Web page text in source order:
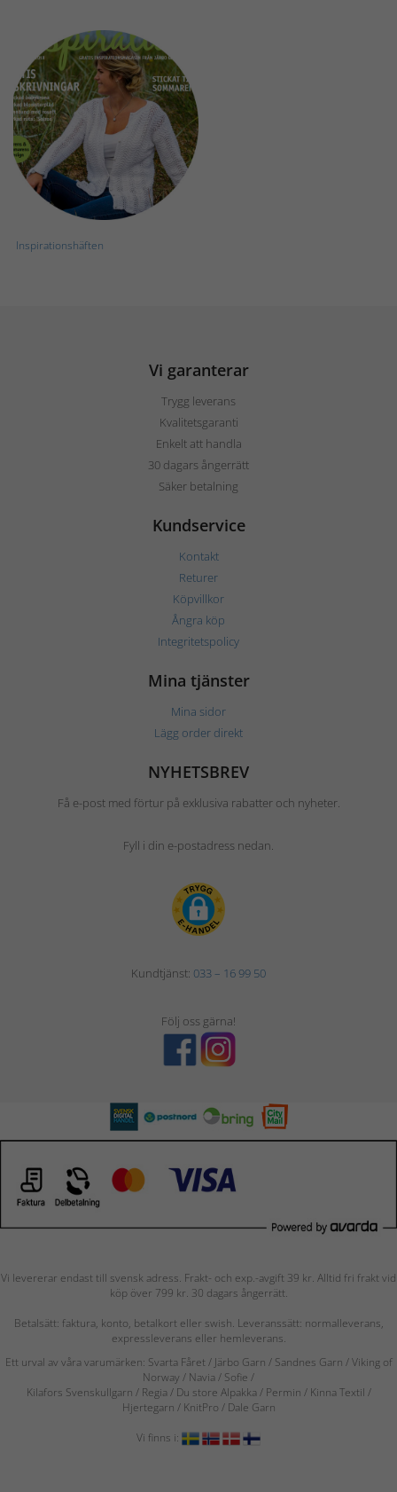
Inspirationshäften
Vi garanterar
Trygg leverans
Kvalitetsgaranti
Enkelt att handla
30 dagars ångerrätt
Säker betalning
Kundservice
Kontakt
Returer
Köpvillkor
Ångra köp
Integritetspolicy
Mina tjänster
Mina sidor
Lägg order direkt
NYHETSBREV
Få e-post med förtur på exklusiva rabatter och nyheter.
Fyll i din e-postadress nedan.
Kundtjänst: 033 – 16 99 50
Följ oss gärna!
Vi levererar endast till svensk adress. Frakt- och exp.-avgift 39 kr. Alltid fri frakt vid
köp över 799 kr. 30 dagars ångerrätt.
Betalsätt: faktura, konto, betalkort eller swish. Leveranssätt: normalleverans,
expressleverans eller hemleverans.
Ett urval av våra varumärken: Svarta Fåret / Järbo Garn / Sandnes Garn / Viking of
Norway / Navia/ Sofie /
Kilafors Svenskullgarn / Regia / Du store Alpakka / Permin / Kinna Textil /
Hjertegarn / KnitPro / Dale Garn
Vi finns i: